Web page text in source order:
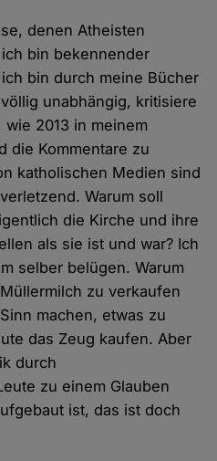
denen Atheisten
bin bekennender
bin durch meine Bücher
unabhängig, kritisiere
2013 in meinem
die Kommentare zu
katholischen Medien sind
Warum soll
die Kirche und ihre
als sie ist und war? Ich
selber belügen. Warum
zu verkaufen
machen, etwas zu
das Zeug kaufen. Aber
durch
zu einem Glauben
ist, das ist doch